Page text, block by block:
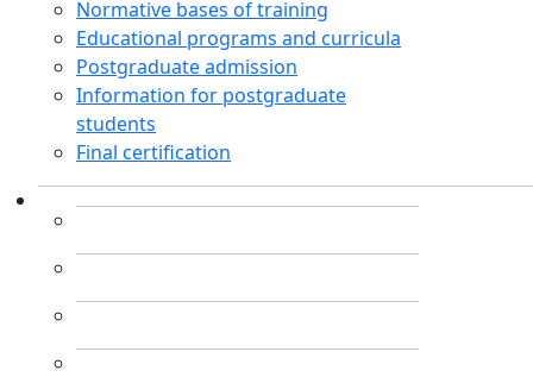
Normative bases of training
Educational programs and curricula
Postgraduate admission
Information for postgraduate
students
Final certification